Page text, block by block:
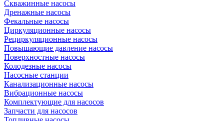
Скважинные насосы
Дренажные насосы
Фекальные насосы
Циркуляционные насосы
Рециркуляционные насосы
Повышающие давление насосы
Поверхностные насосы
Колодезные насосы
Насосные станции
Канализационные насосы
Вибрационные насосы
Комплектующие для насосов
Запчасти для насосов